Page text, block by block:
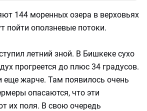
144 моренных озера в верховьях
пойти оползневые потоки.
летний зной. В Бишкеке сухо
прогреется до плюс 34 градусов.
еще жарче. Там появилось очень
опасаются, что эти
их поля. В свою очередь